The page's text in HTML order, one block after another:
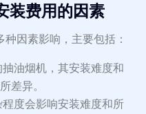
装费用的因素
因素影响，主要包括：
油烟机，其安装难度和
差异。
度会影响安装难度和所